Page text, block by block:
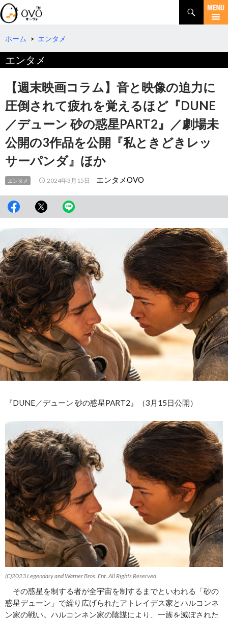
検
索
コ
テ
へ
ホーム > エンタメ
エンタメ
【週末映画コラム】音と映像の迫力に
圧倒されて疲れを覚えるほど『DUNE
／デューン 砂の惑星PART2』／劇場未
公開の3作品を公開『私ときどきレッ
サーパンダ』ほか
エンタメ 2024年3月15日 エンタメOVO
『DUNE／デューン 砂の惑星PART2』（3月15日公開）
(C)2023 Legendary and Warner Bros. Ent. All Rights Reserved
その惑星を制する者が全宇宙を制するまでといわれる「砂の
惑星デューン」で繰り広げられたアトレイデス家とハルコンネ
ン家の戦い。ハルコンネン家の陰謀により、一族を滅ぼされた